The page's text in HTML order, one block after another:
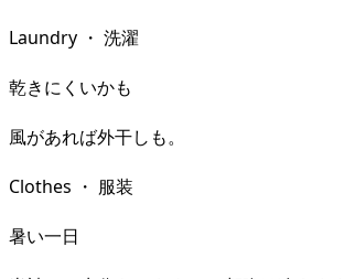
Laundry ・ 洗濯
乾きにくいかも
風があれば外干しも。
Clothes ・ 服装
暑い一日